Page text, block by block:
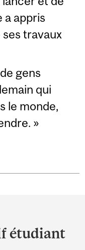
a appris
travaux
gens
qui
le monde,
»
étudiant